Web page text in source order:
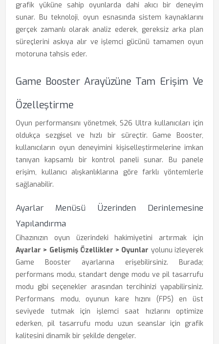
grafik yüküne sahip oyunlarda dahi akıcı bir deneyim
sunar. Bu teknoloji, oyun esnasında sistem kaynaklarını
gerçek zamanlı olarak analiz ederek, gereksiz arka plan
süreçlerini askıya alır ve işlemci gücünü tamamen oyun
motoruna tahsis eder.
Game Booster Arayüzüne Tam Erişim Ve
Özelleştirme
Oyun performansını yönetmek, S26 Ultra kullanıcıları için
oldukça sezgisel ve hızlı bir süreçtir. Game Booster,
kullanıcıların oyun deneyimini kişiselleştirmelerine imkan
tanıyan kapsamlı bir kontrol paneli sunar. Bu panele
erişim, kullanıcı alışkanlıklarına göre farklı yöntemlerle
sağlanabilir.
Ayarlar Menüsü Üzerinden Derinlemesine
Yapılandırma
Cihazınızın oyun üzerindeki hakimiyetini artırmak için
Ayarlar > Gelişmiş Özellikler > Oyunlar yolunu izleyerek
Game Booster ayarlarına erişebilirsiniz. Burada;
performans modu, standart denge modu ve pil tasarrufu
modu gibi seçenekler arasından tercihinizi yapabilirsiniz.
Performans modu, oyunun kare hızını (FPS) en üst
seviyede tutmak için işlemci saat hızlarını optimize
ederken, pil tasarrufu modu uzun seanslar için grafik
kalitesini dinamik bir şekilde dengeler.